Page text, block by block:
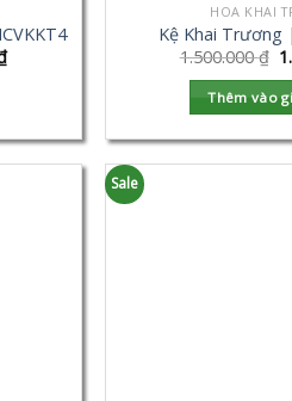
HOA KHAI
Kệ Khai Trương
1.500.000₫
Thêm vào
Sale